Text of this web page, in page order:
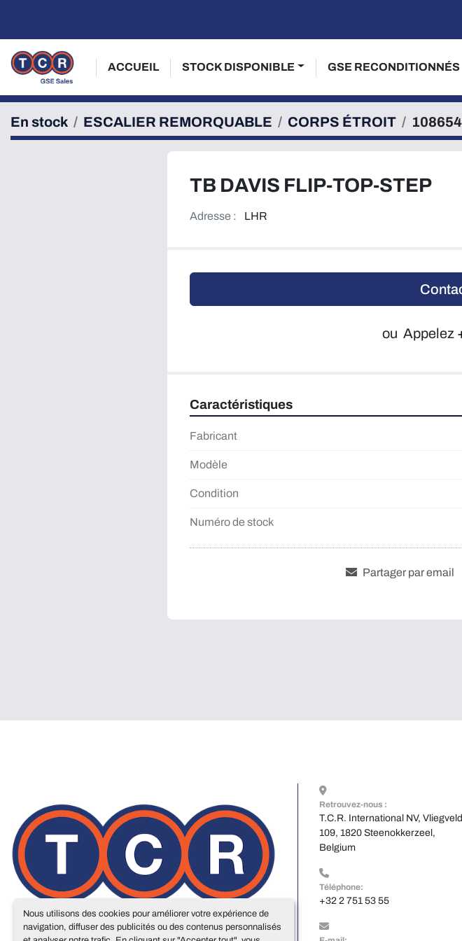
Nous utilisons des cookies pour améliorer votre expérience de
navigation, diffuser des publicités ou des contenus personnalisés
ACCUEIL STOCK DISPONIBLE GSE RECONDITIONNÉS
En stock ESCALIER REMORQUABLE CORPS ÉTROIT
TB DAVIS FLIP-TOP-STEP
Adresse : LHR
ou Appelez
Caractéristiques
Fabricant
Modèle
Condition
Numéro de stock
Partager par email
Retrouvez-nous :
T.C.R. International NV, Vliegveld
109, 1820 Steenokkerzeel,
Belgium
Téléphone:
+32 2 751 53 55